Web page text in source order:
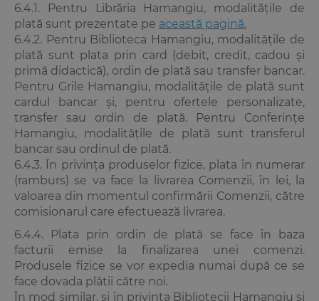
6.4.1. Pentru Librăria Hamangiu, modalitățile de
plată sunt prezentate pe această pagină.
6.4.2. Pentru Biblioteca Hamangiu, modalitățile de
plată sunt plata prin card (debit, credit, cadou și
primă didactică), ordin de plată sau transfer bancar.
Pentru Grile Hamangiu, modalitățile de plată sunt
cardul bancar și, pentru ofertele personalizate,
transfer sau ordin de plată. Pentru Conferințe
Hamangiu, modalitățile de plată sunt transferul
bancar sau ordinul de plată.
6.4.3. În privința produselor fizice, plata în numerar
(ramburs) se va face la livrarea Comenzii, în lei, la
valoarea din momentul confirmării Comenzii, către
comisionarul care efectuează livrarea.
6.4.4. Plata prin ordin de plată se face în baza
facturii emise la finalizarea unei comenzi.
Produsele fizice se vor expedia numai după ce se
face dovada plătii către noi.
În mod similar, și în privința Bibliotecii Hamangiu și